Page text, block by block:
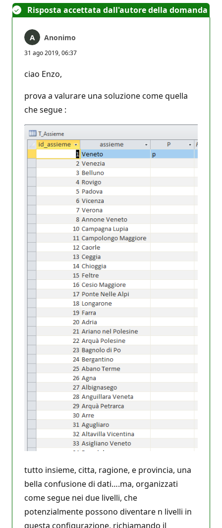
Risposta accettata dall'autore della domanda
Anonimo
31 ago 2019, 06:37
ciao Enzo,
prova a valurare una soluzione come quella
che segue :
tutto insieme, citta, ragione, e provincia, una
bella confusione di dati….ma, organizzati
come segue nei due livelli, che
potenzialmente possono diventare n livelli in
questa configurazione, richiamando il